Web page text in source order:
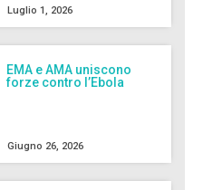
Luglio 1, 2026
EMA e AMA uniscono
forze contro l’Ebola
Giugno 26, 2026